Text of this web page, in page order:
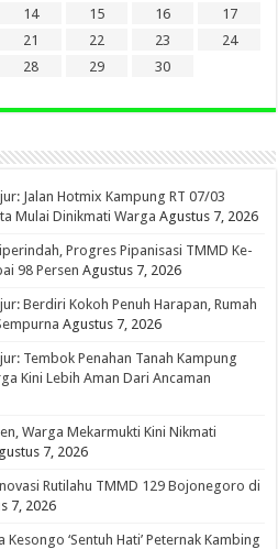
14 15 16
17
21 22 23
24
28 29
30
Jalan Hotmix Kampung RT 07/03
Mulai Dinikmati Warga Agustus 7, 2026
Progres Pipanisasi TMMD Ke-
98 Persen Agustus 7, 2026
Berdiri Kokoh Penuh Harapan, Rumah
Agustus 7, 2026
Tembok Penahan Tanah Kampung
Kini Lebih Aman Dari Ancaman
Warga Mekarmukti Kini Nikmati
7, 2026
Rutilahu TMMD 129 Bojonegoro di
7, 2026
‘Sentuh Hati’ Peternak Kambing